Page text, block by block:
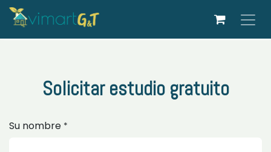
Ir al contenido
Solicitar estudio gratuito
Su nombre *